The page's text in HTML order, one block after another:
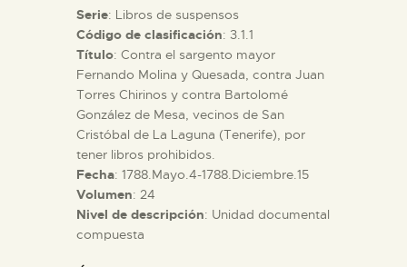
ACTIVIDADES
█
EL MUSEO
COLECCIONES
DIDÁCTICA
Serie: Libros de suspensos
Código de clasificación: 3.1.1
Título: Contra el sargento mayor
Fernando Molina y Quesada, contra Juan
Torres Chirinos y contra Bartolomé
González de Mesa, vecinos de San
Cristóbal de La Laguna (Tenerife), por
tener libros prohibidos.
Fecha: 1788.Mayo.4-1788.Diciembre.15
Volumen: 24
Nivel de descripción: Unidad documental
compuesta